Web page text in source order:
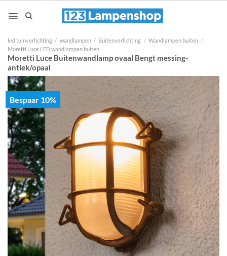
naar
led tuinverlichting / wandlampen / Buitenverlichting / Wandlampen buiten /
Moretti Luce LED wandlampen buiten
Moretti Luce Buitenwandlamp ovaal Bengt messing-
antiek/opaal
Bespaar 10%